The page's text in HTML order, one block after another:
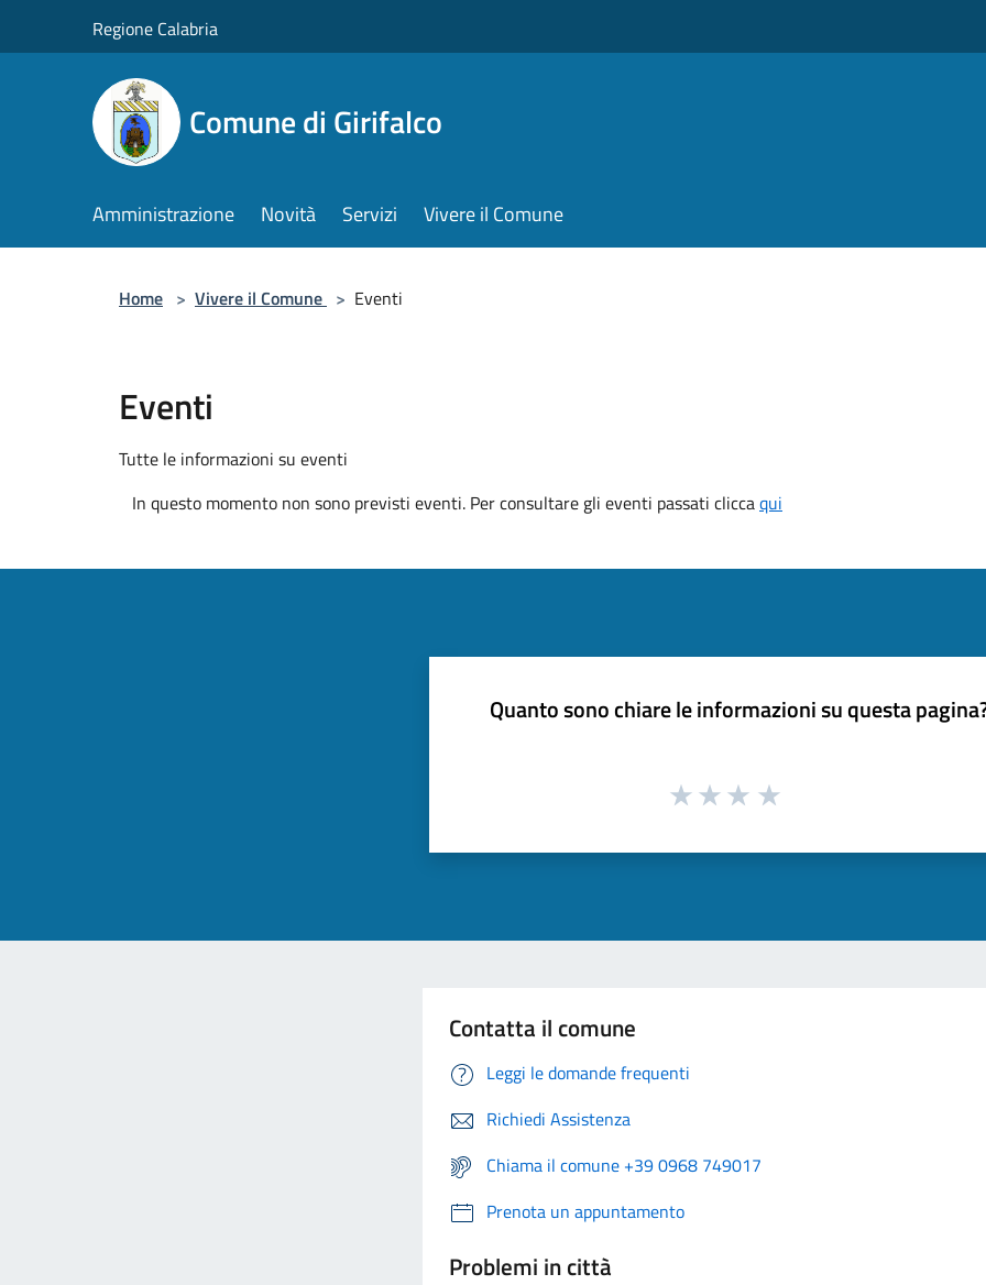
Regione Calabria
Comune di Girifalco
Amministrazione Novità Servizi Vivere il Comune
Home > Vivere il Comune > Eventi
Eventi
Tutte le informazioni su eventi
In questo momento non sono previsti eventi. Per consultare gli eventi passati cliccaqui
Quanto sono chiare le informazioni su questa
Contatta il comune
Leggi le domande frequenti
Richiedi Assistenza
Chiama il comune +39 0968 749017
Prenota un appuntamento
Problemi in città